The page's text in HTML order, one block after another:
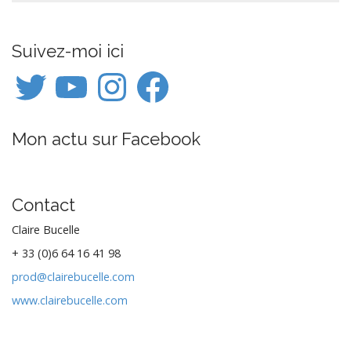
Suivez-moi ici
Twitter YouTube InstagramFacebook
Mon actu sur Facebook
Contact
Claire Bucelle
+ 33 (0)6 64 16 41 98
prod@clairebucelle.com
www.clairebucelle.com